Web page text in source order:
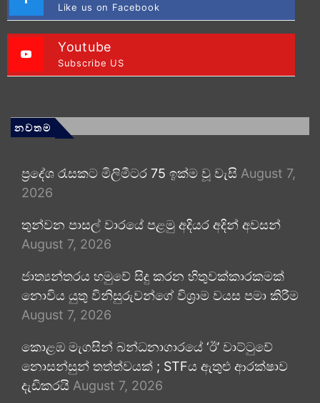
Like us on Facebook
Youtube
Subscribe US
නවතම
ප්‍රදේශ රැසකට මිලිමීටර 75 ඉක්ම වූ වැසි August 7,
2026
තුන්වන පාසල් වාරයේ පළමු අදියර අදින් අවසන්
August 7, 2026
ජාත්‍යන්තරය හමුවේ සිදු කරන හිතුවක්කාරකමක්
නොවිය යුතු විනිසුරුවන්ගේ විශ්‍රාම වයස පමා කිරීම
August 7, 2026
කොළඹ මැගසින් බන්ධනාගාරයේ ‘ඊ’ වාට්ටුවේ
නොසන්සුන් තත්ත්වයක් ; STFය ඇතුළු ආරක්ෂාව
දැඩිකරයි August 7, 2026